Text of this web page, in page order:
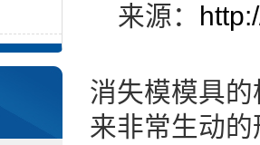
来源：
消失模模具
来非常生动